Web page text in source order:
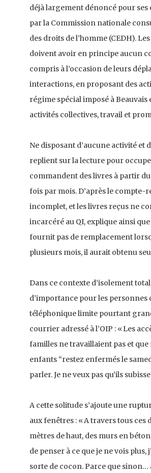
déjà largement dénoncé pour
par la Commission nationale
des droits de l’homme (CEDH).
doivent avoir en principe aucun
compris à l’occasion de leurs
interactions, en proposant des
régime spécial imposé à
activités collectives, travail et
Ne disposant d’aucune activité et
replient sur la lecture pour
commandent des livres à partir
fois par mois. D’après le compte-
incomplet, et les livres reçus ne
incarcéré au QI, explique ainsi
fournit pas de remplacement
plusieurs mois, il aurait obtenu
Dans ce contexte d’isolement
d’importance pour les personnes
téléphonique limite pourtant
courrier adressé à l’OIP : « Les
familles ne travaillaient pas et que
enfants “restez enfermés le
parler. Je ne veux pas qu’ils
A cette solitude s’ajoute une
aux fenêtres : « A travers tous ces
mètres de haut, des murs en
de penser à ce que je ne vois
sorte de cocon. Parce que sinon…